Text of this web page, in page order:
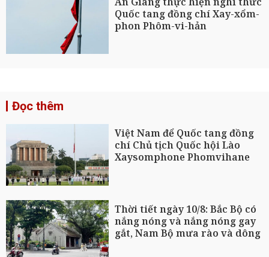
Quốc tang đồng chí Xay-xổm-
phon Phôm-vi-hản
Đọc thêm
Việt Nam để Quốc tang đồng
chí Chủ tịch Quốc hội Lào
Xaysomphone Phomvihane
Thời tiết ngày 10/8: Bắc Bộ có
nắng nóng và nắng nóng gay
gắt, Nam Bộ mưa rào và dông